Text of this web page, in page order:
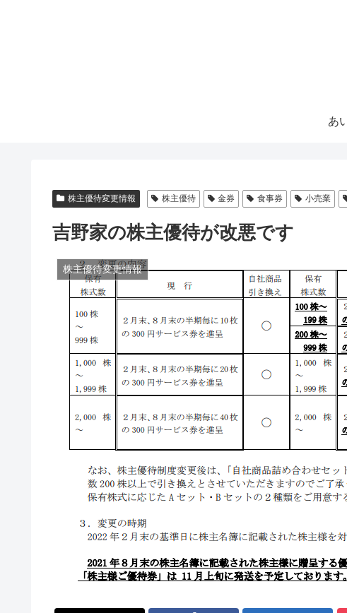
あ
株主優待変更情報 株主優待 金券 食事券 小売業
吉野家の株主優待が改悪です
株主優待変更情報